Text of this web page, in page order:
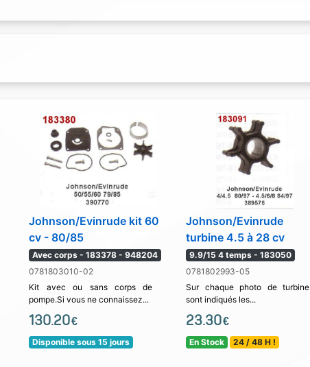
Johnson/Evinrude kit 60
cv - 80/85
Avec corps - 183378 - 948204
0781803010-02
Kit avec ou sans corps de
pompe.Si vous ne connaissez...
130.20€
Disponible sous 15 jours
Johnson/Evinrude
turbine 4.5 à 28 cv
9.9/15 4 temps - 183050
0781802993-05
Sur chaque photo de turbine
sont indiqués les...
23.30€
En Stock 24 / 48 H !